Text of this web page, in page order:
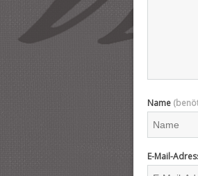
Name
E-Mail-